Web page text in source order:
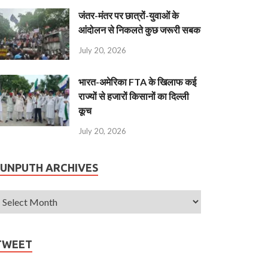
जंतर-मंतर पर छात्रों-युवाओं के
आंदोलन से निकलते कुछ जरूरी सबक
July 20, 2026
भारत-अमेरिका FTA के खिलाफ कई
राज्यों से हजारों किसानों का दिल्ली
कूच
July 20, 2026
ARCHIVES